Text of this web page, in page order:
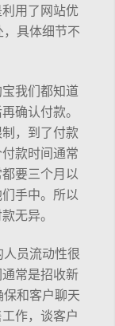
用了网站优
具体细节不
我们都知道
确认付款。
，到了付款
款时间通常
要三个月以
手中。所以
无异。
员流动性很
常是招收新
和客户聊天
作，谈客户